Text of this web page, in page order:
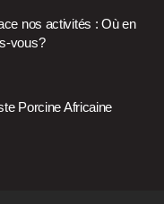
nos activités : Où en
vous?
Porcine Africaine